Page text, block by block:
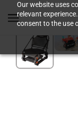
Our website uses
relevant
consent to the use